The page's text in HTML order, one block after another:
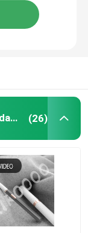
Cepillo de dientes eléctrico del cuidado oral (26)